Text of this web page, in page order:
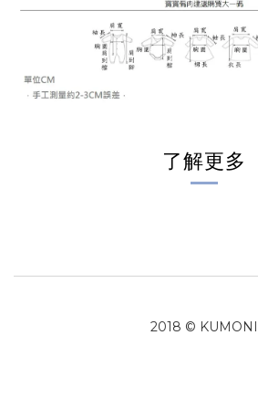
了解更多
2018 © KUMONI